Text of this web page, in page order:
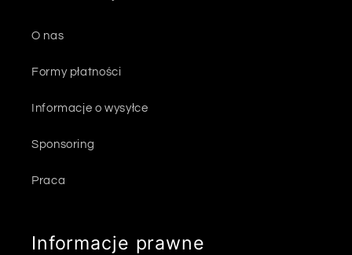
O nas
Formy płatności
Informacje o wysyłce
Sponsoring
Praca
Informacje prawne